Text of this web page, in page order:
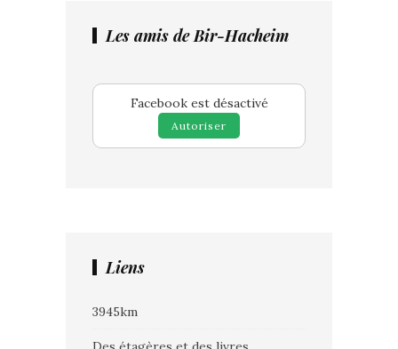
Les amis de Bir-Hacheim
Facebook est désactivé
Autoriser
Liens
3945km